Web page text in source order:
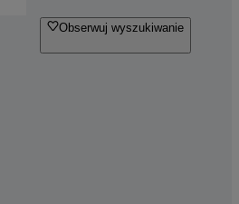
Obserwuj wyszukiwanie